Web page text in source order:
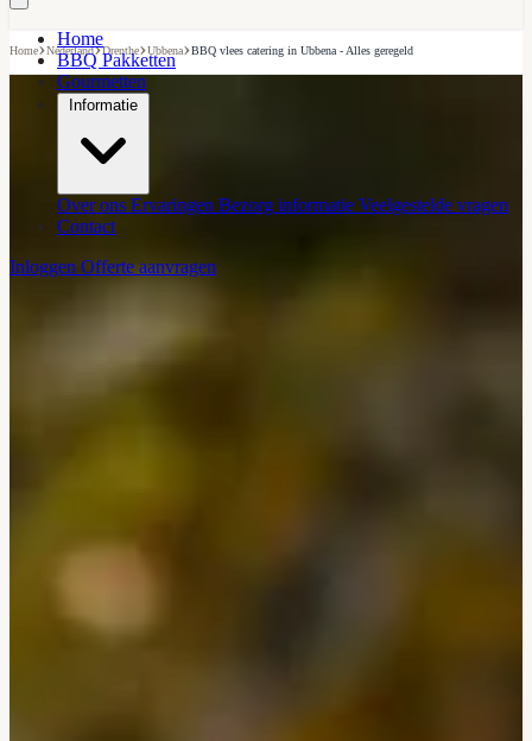
Home
BBQ Pakketten
Gourmetten
Informatie
Over ons Ervaringen Bezorg informatie Veelgestelde vragen
Contact
Inloggen Offerte aanvragen
Home›Nederland›Drenthe›Ubbena›BBQ vlees catering in Ubbena - Alles geregeld